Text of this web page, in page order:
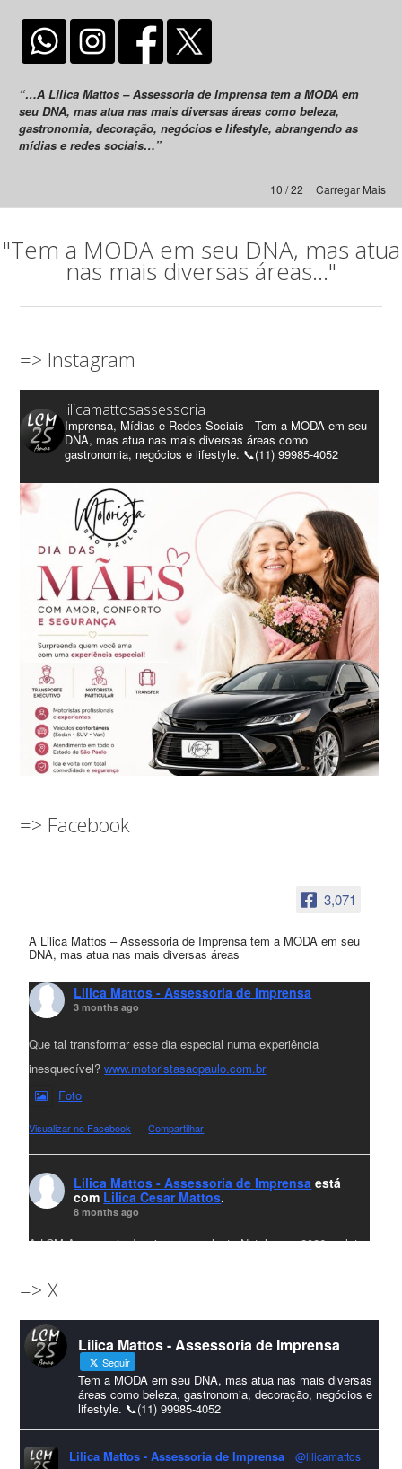
“…A Lilica Mattos – Assessoria de Imprensa tem a MODA em
seu DNA, mas atua nas mais diversas áreas como beleza,
gastronomia, decoração, negócios e lifestyle, abrangendo as
mídias e redes sociais…”
Carregar Mais
10 / 22
"Tem a MODA em seu DNA, mas atua
nas mais diversas áreas..."
=> Instagram
lilicamattosassessoria
Imprensa, Mídias e Redes Sociais - Tem a MODA em seu
DNA, mas atua nas mais diversas áreas como
gastronomia, negócios e lifestyle. 📞(11) 99985-4052
=> Facebook
3,071
A Lilica Mattos – Assessoria de Imprensa tem a MODA em seu
DNA, mas atua nas mais diversas áreas
Lilica Mattos - Assessoria de Imprensa
3 months ago
Que tal transformar esse dia especial numa experiência
inesquecível?www.motoristasaopaulo.com.br
Foto
Visualizar no Facebook · Compartilhar
Lilica Mattos - Assessoria de Imprensa está
com Lilica Cesar Mattos.
8 months ago
A LCM Assessoria deseja um excelente Natal e um 2026 repleto
amigos que sempre nos acompanham!🎄✨🥂❤️
#lcmassessoriassessoria#natal #merrychristmas #felizanonovo
#HappyNewYear
Foto
Visualizar no Facebook · Compartilhar
Lilica Mattos - Assessoria de Imprensa
=> X
Lilica Mattos - Assessoria de Imprensa
Seguir
Tem a MODA em seu DNA, mas atua nas mais diversas
áreas como beleza, gastronomia, decoração, negócios e
lifestyle. 📞(11) 99985-4052
Lilica Mattos - Assessoria de Imprensa
@lilicamattos